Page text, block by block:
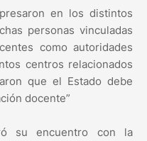
en los distintos
personas vinculadas
como autoridades
centros relacionados
que el Estado debe
docente”
su encuentro con la